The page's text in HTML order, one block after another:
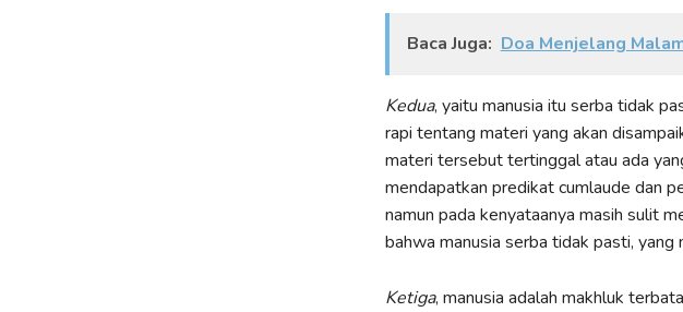
Baca Juga: Doa Menjelang
Kedua, yaitu manusia itu serba tidak
rapi tentang materi yang akan
materi tersebut tertinggal atau ada
mendapatkan predikat cumlaude dan
namun pada kenyataanya masih sulit
bahwa manusia serba tidak pasti,
Ketiga, manusia adalah makhluk